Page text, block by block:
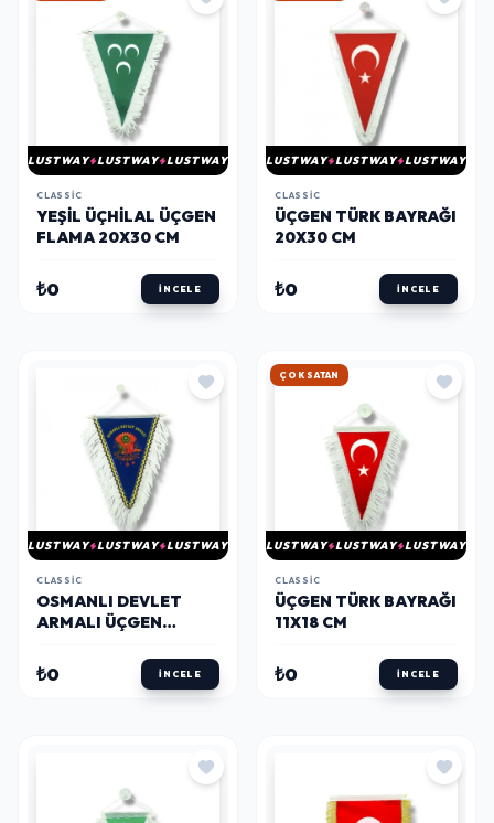
LUSTWAY LUSTWAY LUSTWAY
CLASSIC
YEŞIL ÜÇHILAL ÜÇGEN
FLAMA 20X30 CM
₺0 İNCELE
LUSTWAY LUSTWAY LUSTWAY
CLASSIC
ÜÇGEN TÜRK BAYRAĞI
20X30 CM
₺0 İNCELE
LUSTWAY LUSTWAY LUSTWAY
CLASSIC
OSMANLI DEVLET
ARMALI ÜÇGEN
₺0 İNCELE
HIZLI KARGO
LUSTWAY LUSTWAY LUSTWAY
CLASSIC
ÜÇGEN TÜRK BAYRAĞI
11X18 CM
₺0 İNCELE